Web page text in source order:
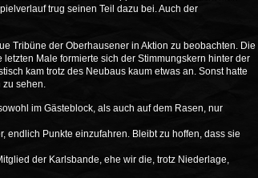
trug seinen Teil dazu bei. Auch der
Tribüne der Oberhausener in Aktion zu beobachten. Die
Male formierte sich der Stimmungskern hinter der
kam trotz des Neubaus kaum etwas an. Sonst hatte
zu sehen.
im Gästeblock, als auch auf dem Rasen, nur
endlich Punkte einzufahren. Bleibt zu hoffen, dass sie
der Karlsbande, ehe wir die, trotz Niederlage,